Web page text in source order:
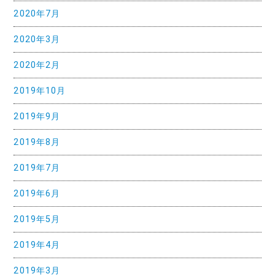
2020年7月
2020年3月
2020年2月
2019年10月
2019年9月
2019年8月
2019年7月
2019年6月
2019年5月
2019年4月
2019年3月